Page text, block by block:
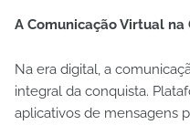
A Comunicação Virtual
Na era digital, a
integral da conquista.
aplicativos de mensagens